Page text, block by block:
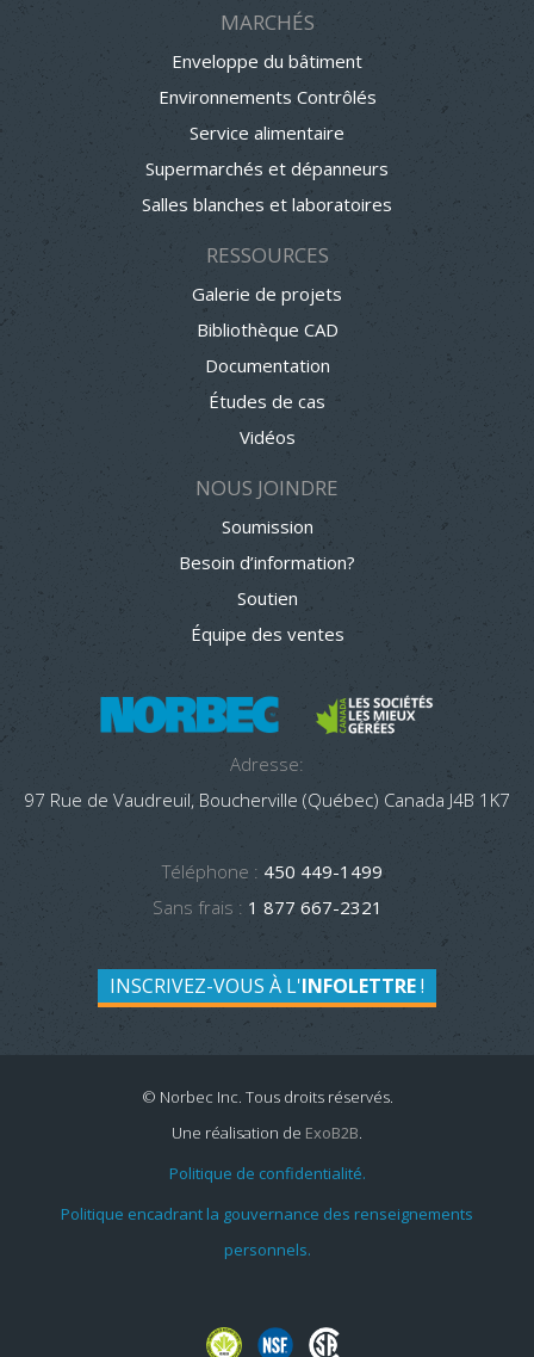
MARCHÉS
Enveloppe du bâtiment
Environnements Contrôlés
Service alimentaire
Supermarchés et dépanneurs
Salles blanches et laboratoires
RESSOURCES
Galerie de projets
Bibliothèque CAD
Documentation
Études de cas
Vidéos
NOUS JOINDRE
Soumission
Besoin d’information?
Soutien
Équipe des ventes
Adresse:
97 Rue de Vaudreuil, Boucherville (Québec) Canada J4B 1K7
Téléphone : 450 449-1499
Sans frais : 1 877 667-2321
INSCRIVEZ-VOUS À L'INFOLETTRE!
© Norbec Inc. Tous droits réservés.
Une réalisation de ExoB2B.
Politique de confidentialité.
Politique encadrant la gouvernance des renseignements
personnels.